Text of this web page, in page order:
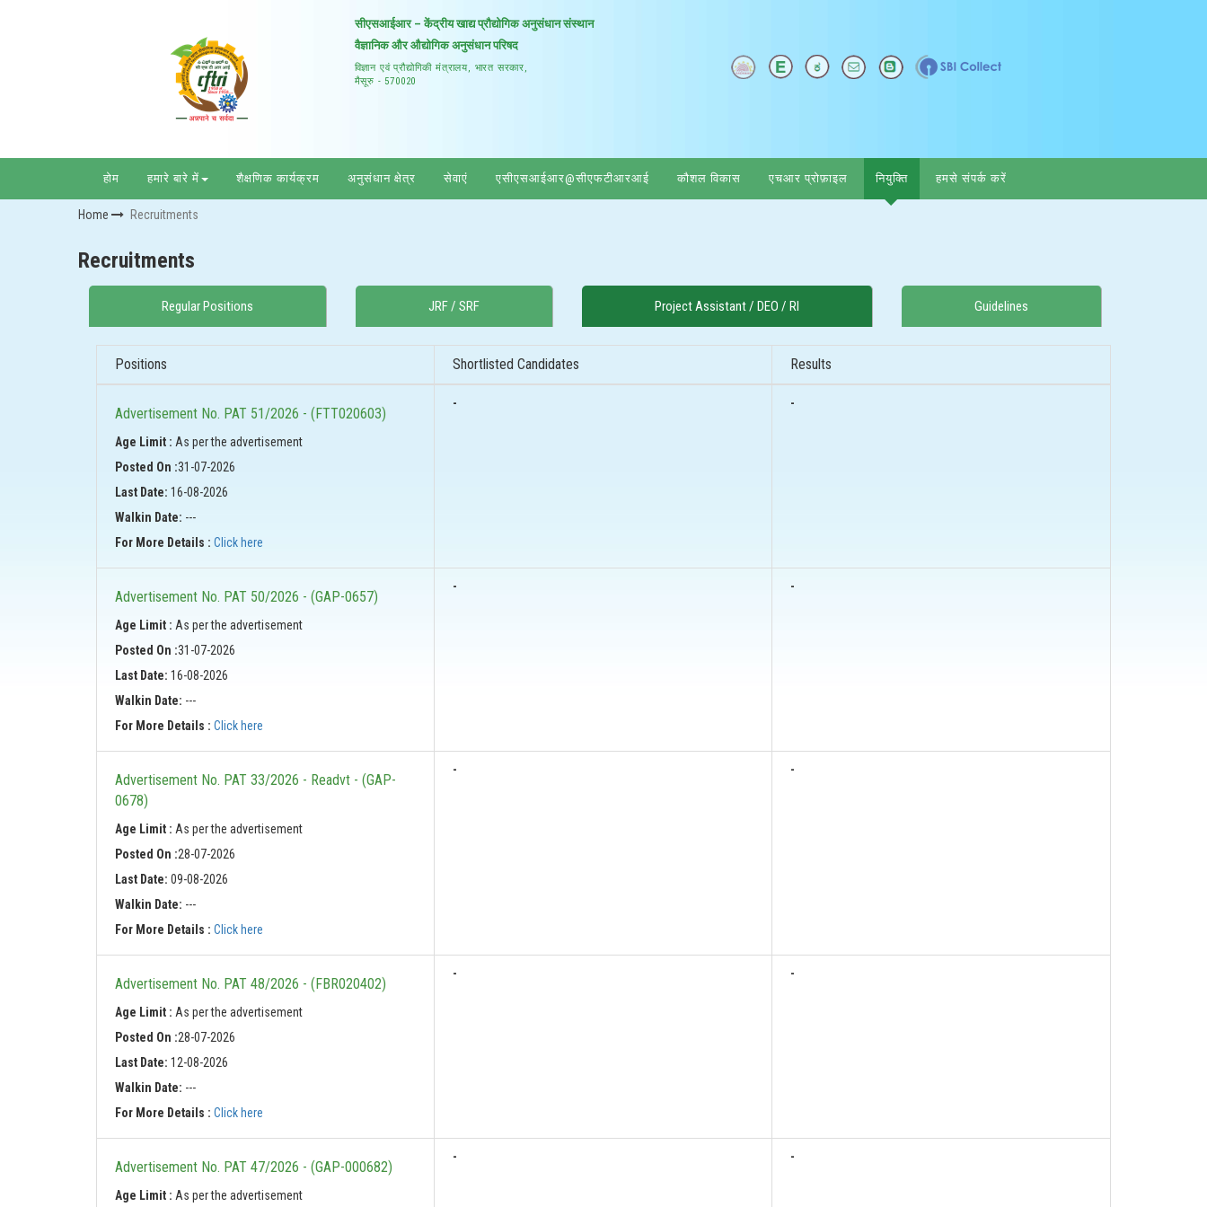
सीएसआईआर – केंद्रीय खाद्य प्रौद्योगिक अनुसंधान संस्थान
वैज्ञानिक और औद्योगिक अनुसंधान परिषद
विज्ञान एवं प्रौद्योगिकी मंत्रालय, भारत सरकार,
मैसूरु - 570020
होम हमारे बारे में शैक्षणिक कार्यक्रम अनुसंधान क्षेत्र सेवाएं एसीएसआईआर@सीएफटीआरआई कौशल विकास एचआर प्रोफ़ाइल नियुक्ति हमसे संपर्क करें
Home Recruitments
Recruitments
Regular Positions JRF / SRF Project Assistant / DEO / RI Guidelines
Positions Shortlisted Candidates Results
Advertisement No. PAT 51/2026 - (FTT020603)
Age Limit : As per the advertisement
Posted On :31-07-2026
Last Date: 16-08-2026
Walkin Date: ---
For More Details : Click here
- -
Advertisement No. PAT 50/2026 - (GAP-0657)
Age Limit : As per the advertisement
Posted On :31-07-2026
Last Date: 16-08-2026
Walkin Date: ---
For More Details : Click here
- -
Advertisement No. PAT 33/2026 - Readvt - (GAP-
0678)
Age Limit : As per the advertisement
Posted On :28-07-2026
Last Date: 09-08-2026
Walkin Date: ---
For More Details : Click here
- -
Advertisement No. PAT 48/2026 - (FBR020402)
Age Limit : As per the advertisement
Posted On :28-07-2026
Last Date: 12-08-2026
Walkin Date: ---
For More Details : Click here
- -
Advertisement No. PAT 47/2026 - (GAP-000682)
Age Limit : As per the advertisement
- -